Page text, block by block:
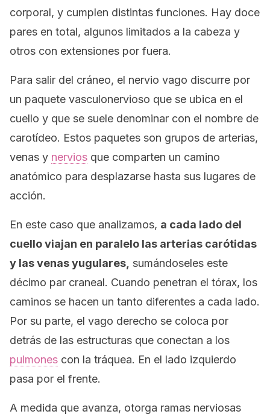
corporal, y cumplen distintas funciones. Hay doce
pares en total, algunos limitados a la cabeza y
otros con extensiones por fuera.
Para salir del cráneo, el nervio vago discurre por
un paquete vasculonervioso que se ubica en el
cuello y que se suele denominar con el nombre de
carotídeo. Estos paquetes son grupos de arterias,
venas y nervios que comparten un camino
anatómico para desplazarse hasta sus lugares de
acción.
En este caso que analizamos, a cada lado del
cuello viajan en paralelo las arterias carótidas
y las venas yugulares, sumándoseles este
décimo par craneal. Cuando penetran el tórax, los
caminos se hacen un tanto diferentes a cada lado.
Por su parte, el vago derecho se coloca por
detrás de las estructuras que conectan a los
pulmones con la tráquea. En el lado izquierdo
pasa por el frente.
A medida que avanza, otorga ramas nerviosas